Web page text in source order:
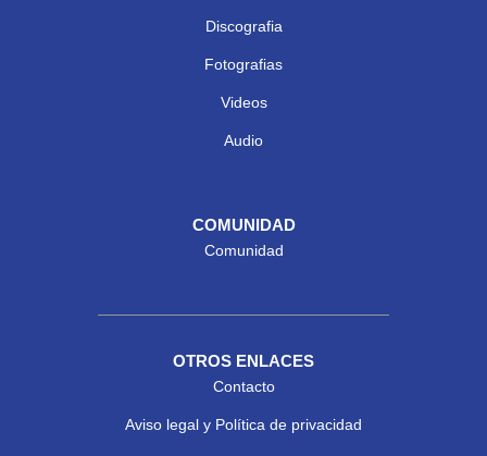
Discografia
Fotografias
Videos
Audio
COMUNIDAD
Comunidad
OTROS ENLACES
Contacto
Aviso legal y Política de privacidad